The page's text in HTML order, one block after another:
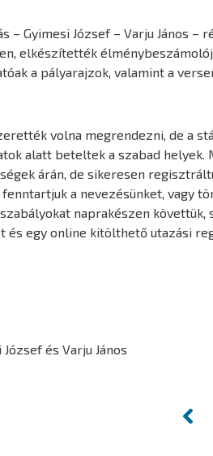
– Gyimesi József – Varju János –
elkészítették
a pályarajzok, valamint a
volna megrendezni, de a
alatt beteltek a szabad helyek.
árán, de sikeresen
a nevezésünket, vagy
naprakészen
egy online kitölthető utazási
József és Varju János